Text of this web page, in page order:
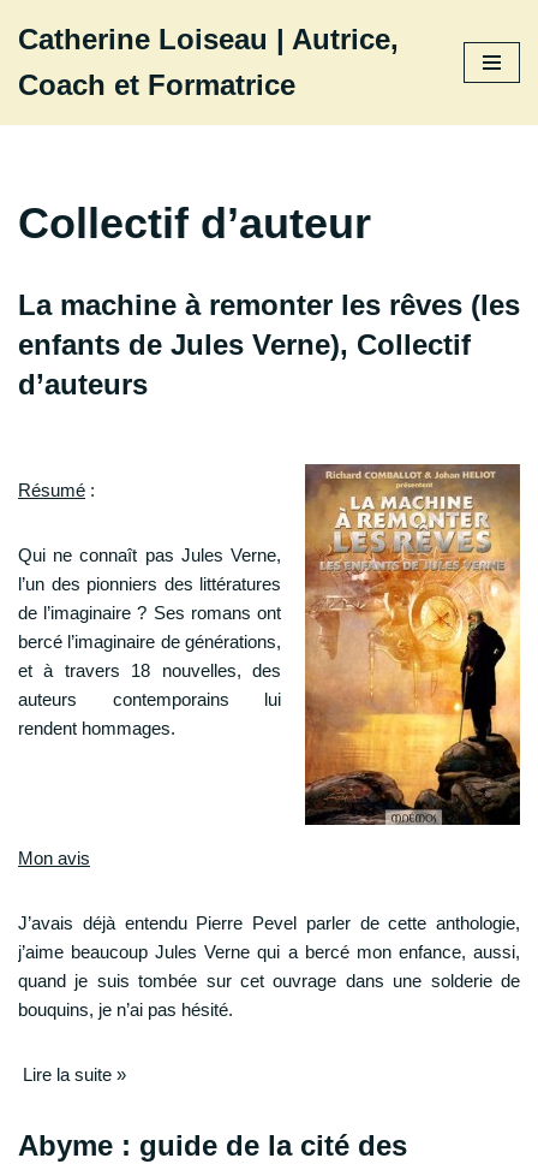
au
contenu
Catherine Loiseau | Autrice,
Coach et Formatrice
Collectif d’auteur
La machine à remonter les rêves (les
enfants de Jules Verne), Collectif
d’auteurs
Résumé :
Qui ne connaît pas Jules Verne,
l’un des pionniers des littératures
de l’imaginaire ? Ses romans ont
bercé l’imaginaire de générations,
et à travers 18 nouvelles, des
auteurs contemporains lui
rendent hommages.
Mon avis
J’avais déjà entendu Pierre Pevel parler de cette anthologie,
j’aime beaucoup Jules Verne qui a bercé mon enfance, aussi,
quand je suis tombée sur cet ouvrage dans une solderie de
bouquins, je n’ai pas hésité.
Lire la suite »
Abyme : guide de la cité des